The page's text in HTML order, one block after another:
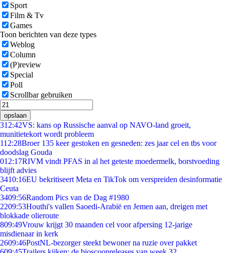
Sport
Film & Tv
Games
Toon berichten van deze types
Weblog
Column
(P)review
Special
Poll
Scrollbar gebruiken
opslaan
312:42VS: kans op Russische aanval op NAVO-land groeit,
munitietekort wordt probleem
112:28Broer 135 keer gestoken en gesneden: zes jaar cel en tbs voor
doodslag Gouda
012:17RIVM vindt PFAS in al het geteste moedermelk, borstvoeding
blijft advies
3410:16EU bekritiseert Meta en TikTok om verspreiden desinformatie
Ceuta
3409:56Random Pics van de Dag #1980
2209:53Houthi's vallen Saoedi-Arabië en Jemen aan, dreigen met
blokkade olieroute
809:49Vrouw krijgt 30 maanden cel voor afpersing 12-jarige
misdienaar in kerk
2609:46PostNL-bezorger steekt bewoner na ruzie over pakket